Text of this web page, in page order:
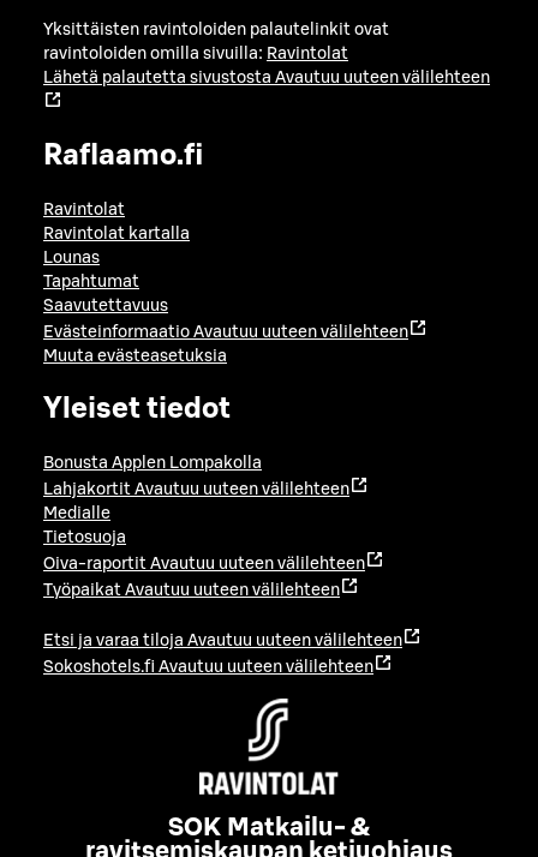
Yksittäisten ravintoloiden palautelinkit ovat
ravintoloiden omilla sivuilla: Ravintolat
Lähetä palautetta sivustosta Avautuu uuteen välilehteen
Raflaamo.fi
Ravintolat
Ravintolat kartalla
Lounas
Tapahtumat
Saavutettavuus
Evästeinformaatio Avautuu uuteen välilehteen
Muuta evästeasetuksia
Yleiset tiedot
Bonusta Applen Lompakolla
Lahjakortit Avautuu uuteen välilehteen
Medialle
Tietosuoja
Oiva-raportit Avautuu uuteen välilehteen
Työpaikat Avautuu uuteen välilehteen
Etsi ja varaa tiloja Avautuu uuteen välilehteen
Sokoshotels.fi Avautuu uuteen välilehteen
SOK Matkailu- &
ravitsemiskaupan ketjuohjaus